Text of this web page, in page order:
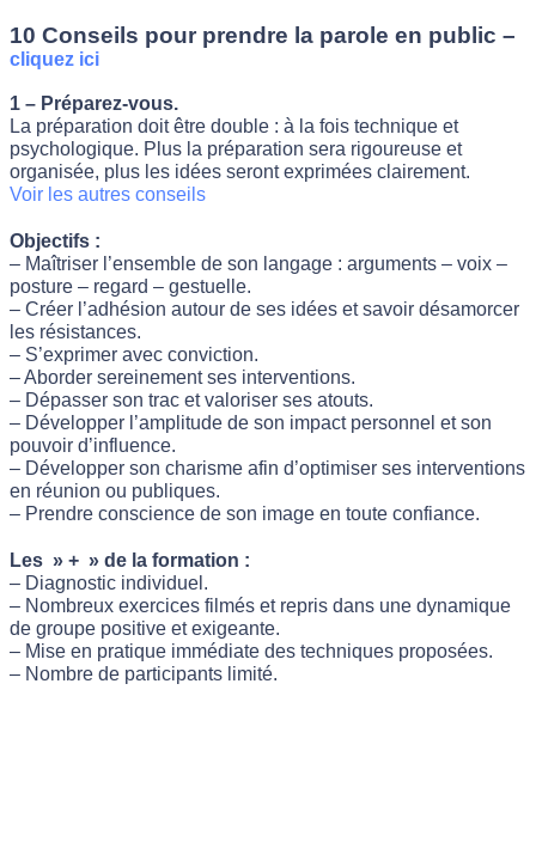
10 Conseils pour prendre la parole en public –
cliquez ici
1 – Préparez-vous.
La préparation doit être double : à la fois technique et
psychologique. Plus la préparation sera rigoureuse et
organisée, plus les idées seront exprimées clairement.
Voir les autres conseils
Objectifs :
– Maîtriser l’ensemble de son langage : arguments – voix –
posture – regard – gestuelle.
– Créer l’adhésion autour de ses idées et savoir désamorcer
les résistances.
– S’exprimer avec conviction.
– Aborder sereinement ses interventions.
– Dépasser son trac et valoriser ses atouts.
– Développer l’amplitude de son impact personnel et son
pouvoir d’influence.
– Développer son charisme afin d’optimiser ses interventions
en réunion ou publiques.
– Prendre conscience de son image en toute confiance.
Les » + » de la formation :
– Diagnostic individuel.
– Nombreux exercices filmés et repris dans une dynamique
de groupe positive et exigeante.
– Mise en pratique immédiate des techniques proposées.
– Nombre de participants limité.